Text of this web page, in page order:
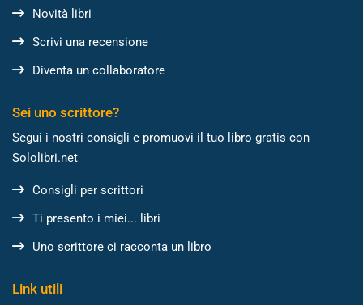
Novità libri
Scrivi una recensione
Diventa un collaboratore
Sei uno scrittore?
Segui i nostri consigli e promuovi il tuo libro gratis con
Sololibri.net
Consigli per scrittori
Ti presento i miei... libri
Uno scrittore ci racconta un libro
Link utili